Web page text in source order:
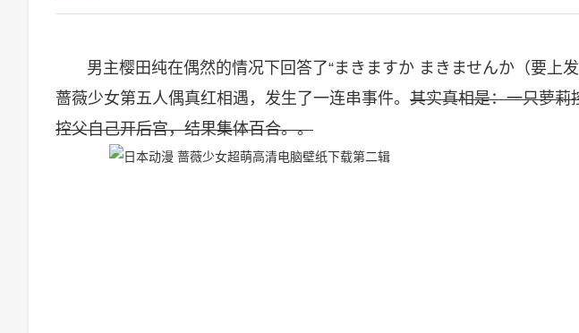
男主樱田纯在偶然的情况下回答了“まきますか まきませんか（要上
蔷薇少女第五人偶真红相遇，发生了一连串事件。 其实真相是：一只萝莉
控父自己开后宫，结果集体百合。。